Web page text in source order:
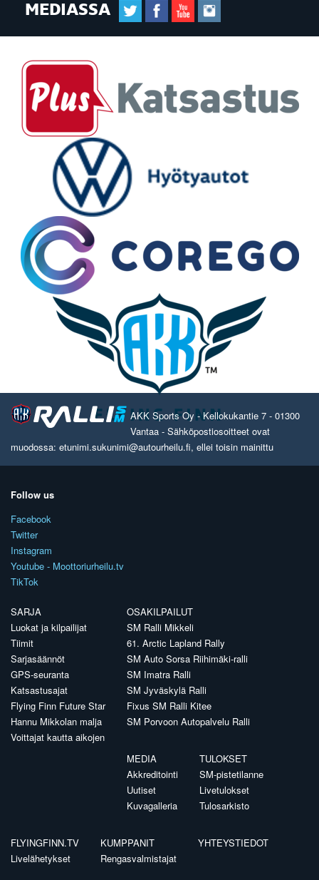
MEDIASSA
AKK Sports Oy - Kellokukantie 7 - 01300
Vantaa - Sähköpostiosoitteet ovat
muodossa: etunimi.sukunimi@autourheilu.fi, ellei toisin mainittu
Follow us
Facebook
Twitter
Instagram
Youtube - Moottoriurheilu.tv
TikTok
SARJA
Luokat ja kilpailijat
Tiimit
Sarjasäännöt
GPS-seuranta
Katsastusajat
Flying Finn Future Star
Hannu Mikkolan malja
Voittajat kautta aikojen
OSAKILPAILUT
SM Ralli Mikkeli
61. Arctic Lapland Rally
SM Auto Sorsa Riihimäki-ralli
SM Imatra Ralli
SM Jyväskylä Ralli
Fixus SM Ralli Kitee
SM Porvoon Autopalvelu Ralli
MEDIA
Akkreditointi
Uutiset
Kuvagalleria
TULOKSET
SM-pistetilanne
Livetulokset
Tulosarkisto
FLYINGFINN.TV
Livelähetykset
KUMPPANIT
Rengasvalmistajat
YHTEYSTIEDOT